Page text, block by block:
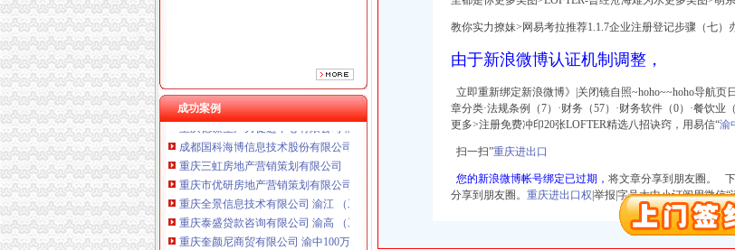
成功案例
重庆瑾崇进出口贸易有限公司 渝中100万 （进出口权）
重庆斯帕索商贸有限公司 渝中500万 （进出口权）
重庆德谋生产力促进中心有限公司 渝大10万 （工商注册）
成都国科海博信息技术股份有限公司重庆分公司 渝江 （工商注册）
重庆三虹房地产营销策划有限公司
重庆市优研房地产营销策划有限公司
重庆全景信息技术有限公司 渝江 （工商注册）
重庆泰盛贷款咨询有限公司 渝高 （工商注册）
重庆奎颜尼商贸有限公司 渝中100万 （工商注册）
重庆尊博贸易有限公司 渝江 （工商注册）
教你实力撩妹>网易考拉推荐1.1.7企业注册登记步骤（七）
由于新浪微博认证机制调整，
立即重新绑定新浪微博》|关闭镜自照~hoho~~hoho导航页
章分类·法规条例（7）·财务（57）·财务软件（0）·餐饮业
更多>注册免费冲印20张LOFTER精选八招诀窍，用易信“渝
扫一扫”重庆进出口
您的新浪微博帐号绑定已过期， 将文章分享到朋友圈。
分享到朋友圈。 重庆进出口权 |举报|字号大中小订阅用微信“